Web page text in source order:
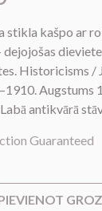
stikla kašpo ar
Historicisms /
Augstums
antikvārā
Guaranteed